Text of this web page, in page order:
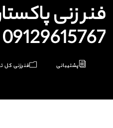
فنر زنی
09129615767 فاضلاب
پشتیبانی فنرزنی کل